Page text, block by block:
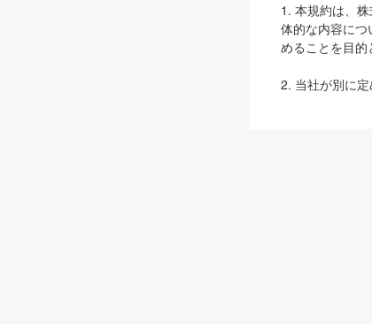
1. 本規約は、
体的な内容に
めることを目的
2. 当社が別に
は、本規約の
1. 「本サービ
みます）及び
「SEBook」